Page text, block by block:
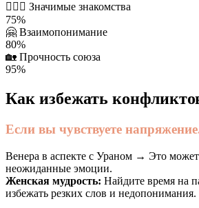
👩‍❤️‍👨 Значимые знакомства
75%
🤗 Взаимопонимание
80%
🏡 Прочность союза
95%
Как избежать
Если вы чувствуете
Венера в аспекте с Ураном → Это может
неожиданные эмоции.
Женская мудрость: Найдите время на
избежать резких слов и недопонимания.